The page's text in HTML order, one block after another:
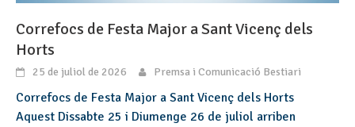
Correfocs de Festa Major a Sant Vicenç dels
Horts
25 de juliol de 2026 Premsa i Comunicació Bestiari
Correfocs de Festa Major a Sant Vicenç dels Horts
Aquest Dissabte 25 i Diumenge 26 de juliol arriben